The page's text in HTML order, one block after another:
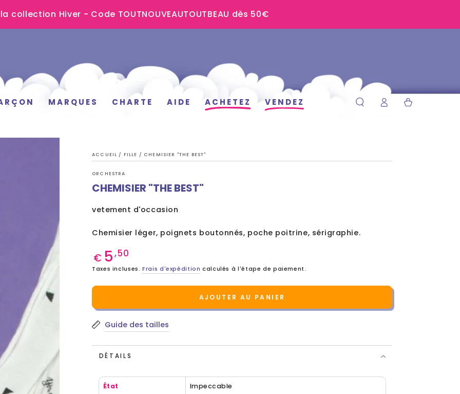
collection Hiver - Code TOUTNOUVEAUTOUTBEAU dès 50€
MARQUES CHARTE AIDE ACHETEZ VENDEZ ConnexionPanier
ACCUEIL / FILLE / CHEMISIER "THE BEST"
ORCHESTRA
CHEMISIER "THE BEST"
vetement d'occasion
Chemisier léger, poignets boutonnés, poche poitrine, sérigraphie.
Prix
normal
€ 5,50
Taxes incluses.Frais d'expédition calculés à l'étape de paiement.
AJOUTER AU PANIER
Guide des tailles
DÉTAILS
État Impeccable